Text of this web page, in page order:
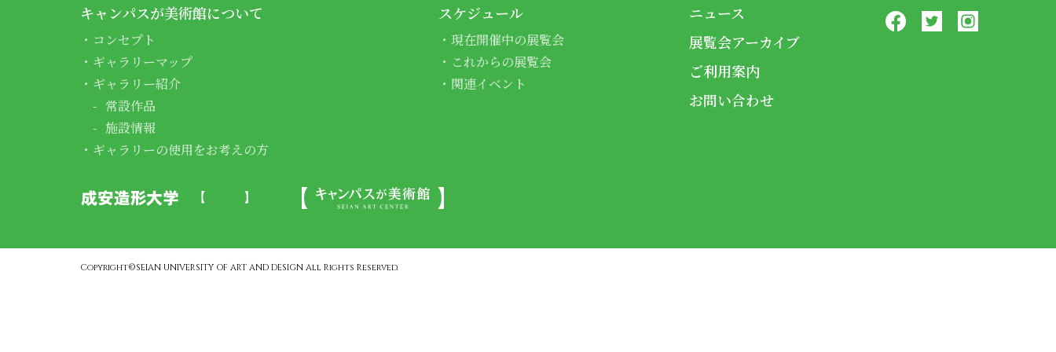
キャンパスが美術館について
コンセプト
ギャラリーマップ
ギャラリー紹介
常設作品
施設情報
ギャラリーの使用をお考えの方
スケジュール
現在開催中の展覧会
これからの展覧会
関連イベント
ニュース
展覧会アーカイブ
ご利用案内
お問い合わせ
Copyright©SEIAN UNIVERSITY OF ART AND DESIGN All Rights Reserved.